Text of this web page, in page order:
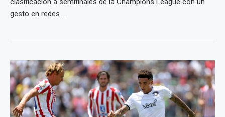
gesto en redes ...